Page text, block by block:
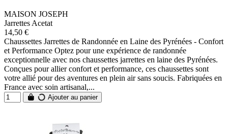
MAISON JOSEPH
Jarrettes Acetat
14,50 €
Chaussettes Jarrettes de Randonnée en Laine des Pyrénées - Confort
et Performance Optez pour une expérience de randonnée
exceptionnelle avec nos chaussettes jarrettes en laine des Pyrénées.
Conçues pour allier confort et performance, ces chaussettes sont
votre allié pour des aventures en plein air sans soucis. Fabriquées en
France avec soin artisanal,...
Ajouter au panier